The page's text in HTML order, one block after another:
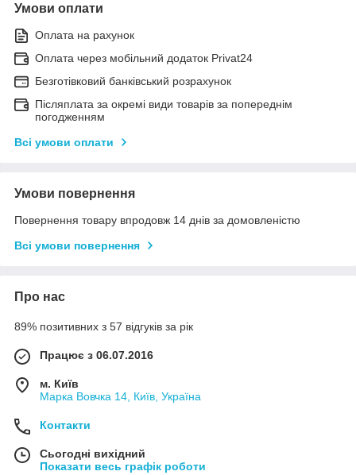
Умови оплати
Оплата на рахунок
Оплата через мобільний додаток Privat24
Безготівковий банківський розрахунок
Післяплата за окремі види товарів за попереднім
погодженням
Всі умови оплати
Умови повернення
Повернення товару впродовж 14 днів за домовленістю
Всі умови повернення
Про нас
89% позитивних з 57 відгуків за рік
Працює з 06.07.2016
м. Київ
Марка Вовчка 14, Київ, Україна
Контакти
Сьогодні вихідний
Показати весь графік роботи